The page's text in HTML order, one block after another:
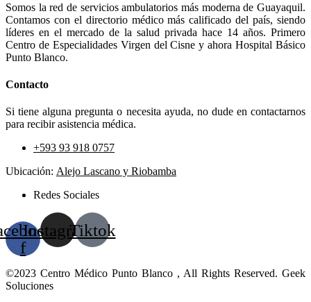
Somos la red de servicios ambulatorios más moderna de Guayaquil.
Contamos con el directorio médico más calificado del país, siendo
líderes en el mercado de la salud privada hace 14 años. Primero
Centro de Especialidades Virgen del Cisne y ahora Hospital Básico
Punto Blanco.
Contacto
Si tiene alguna pregunta o necesita ayuda, no dude en contactarnos
para recibir asistencia médica.
+593 93 918 0757
Ubicación: Alejo Lascano y Riobamba
Redes Sociales
f
InstagramTiktok
©2023 Centro Médico Punto Blanco , All Rights Reserved. Geek
Soluciones